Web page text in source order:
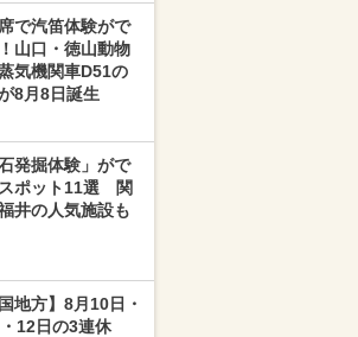
で汽笛体験がで
山口・徳山動物
気機関車D51の
8月8日誕生
石発掘体験」がで
ポット11選 関
井の人気施設も
国地方】8月10日・
12日の3連休